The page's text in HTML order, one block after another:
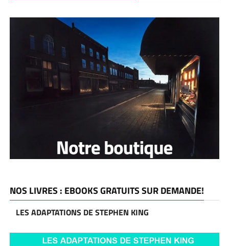
NOS LIVRES : EBOOKS GRATUITS SUR DEMANDE!
LES ADAPTATIONS DE STEPHEN KING